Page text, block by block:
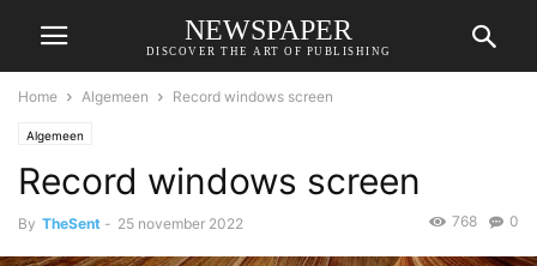
NEWSPAPER
DISCOVER THE ART OF PUBLISHING
Home Algemeen Record windows screen
Algemeen
Record windows screen
By TheSent - 25 november 2022 0
768